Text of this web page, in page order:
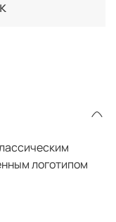
логотипом